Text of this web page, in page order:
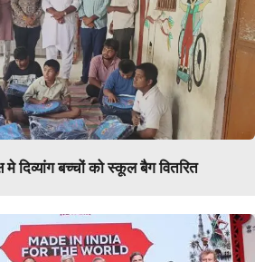
मे दिव्यांग बच्चों को स्कूल बैग वितरित